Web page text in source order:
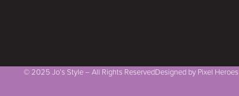
© 2025 Jo’s Style – All Rights ReservedDesigned by Pixel Heroes